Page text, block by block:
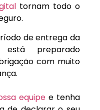
tornam todo o
de entrega da
preparado
com muito
equipee tenha